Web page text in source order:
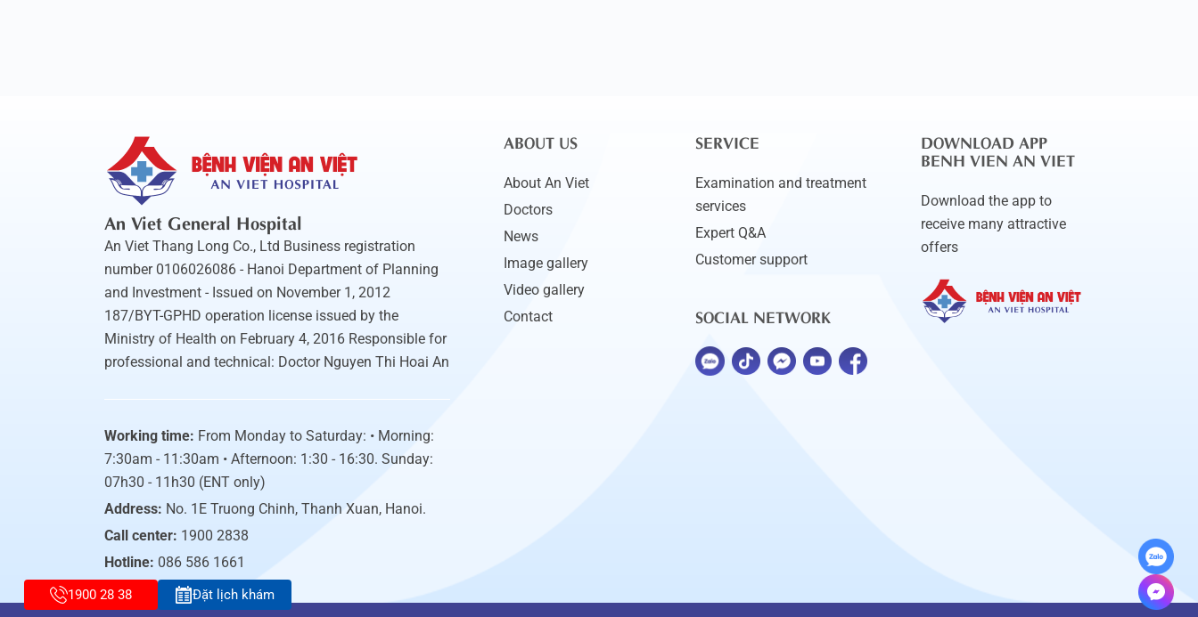
An Viet General Hospital
An Viet Thang Long Co., Ltd Business registration
number 0106026086 - Hanoi Department of Planning
and Investment - Issued on November 1, 2012
187/BYT-GPHD operation license issued by the
Ministry of Health on February 4, 2016 Responsible for
professional and technical: Doctor Nguyen Thi Hoai An
Working time: From Monday to Saturday: • Morning:
7:30am - 11:30am • Afternoon: 1:30 - 16:30. Sunday:
07h30 - 11h30 (ENT only)
Address: No. 1E Truong Chinh, Thanh Xuan, Hanoi.
Call center: 1900 2838
Hotline: 086 586 1661
ABOUT US
About An Viet
Doctors
News
Image gallery
Video gallery
Contact
SERVICE
Examination and treatment
services
Expert Q&A
Customer support
SOCIAL NETWORK
DOWNLOAD APP
BENH VIEN AN VIET
Download the app to
receive many attractive
offers
1900 28 38 Đặt lịch khám